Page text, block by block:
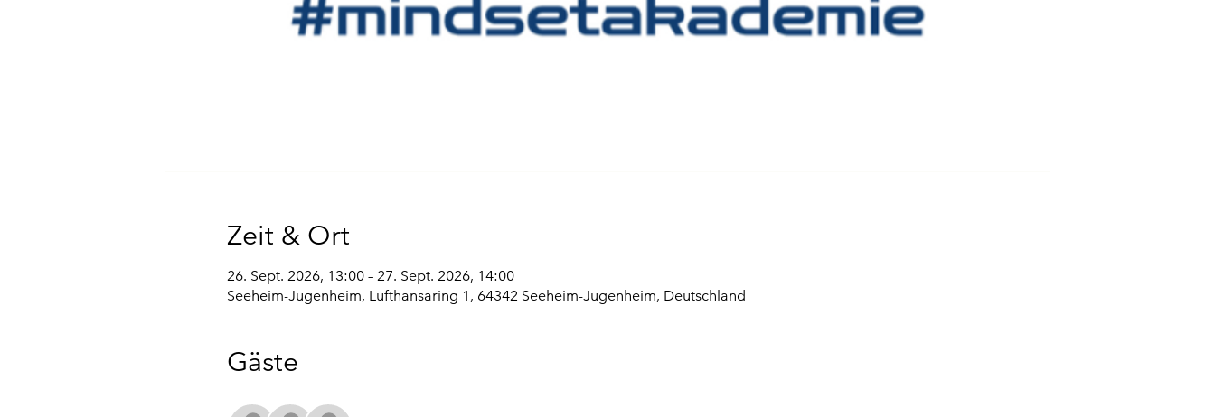
Zeit & Ort
26. Sept. 2026, 13:00 – 27. Sept. 2026, 14:00
Seeheim-Jugenheim, Lufthansaring 1, 64342 Seeheim-Jugenheim, Deutschland
Gäste